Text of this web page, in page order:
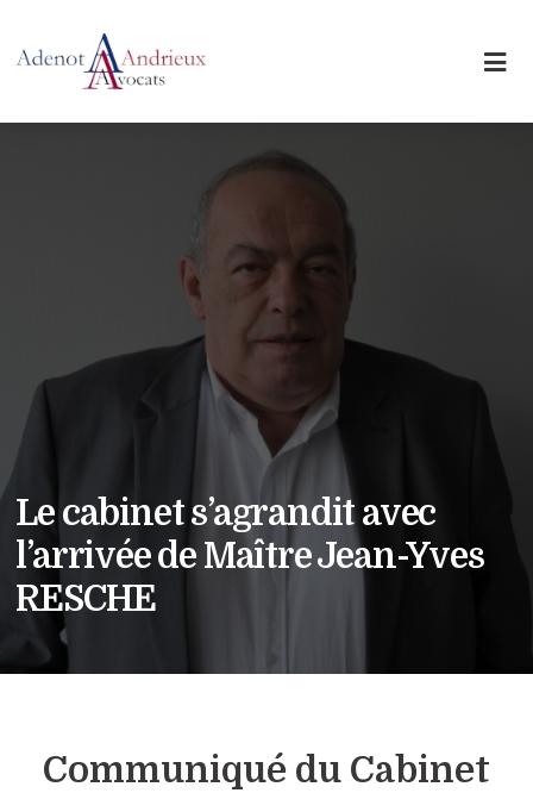
Le cabinet s’agrandit avec
l’arrivée de Maître Jean-Yves
RESCHE
Communiqué du Cabinet